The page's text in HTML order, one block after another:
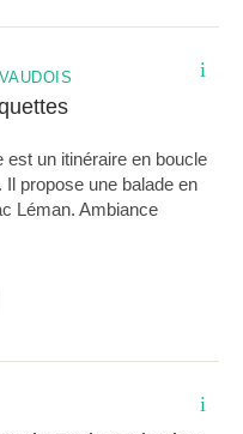
i
est un itinéraire en boucle
propose une balade en
Léman. Ambiance
i